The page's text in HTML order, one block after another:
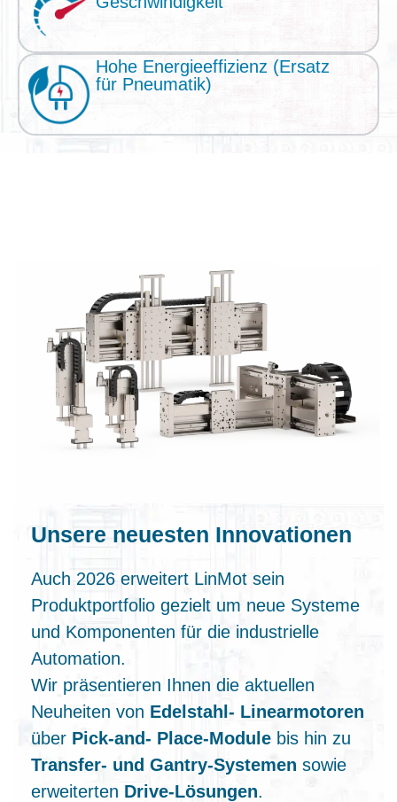
Hohe Energieeffizienz (Ersatz
für Pneumatik)
Unsere neuesten Innovationen
Auch 2026 erweitert LinMot sein
Produktportfolio gezielt um neue Systeme
und Komponenten für die industrielle
Automation.
Wir präsentieren Ihnen die aktuellen
Neuheiten von Edelstahl‑ Linearmotoren
über Pick‑and‑ Place‑Module bis hin zu
Transfer‑ und Gantry‑Systemen sowie
erweiterten Drive‑Lösungen.